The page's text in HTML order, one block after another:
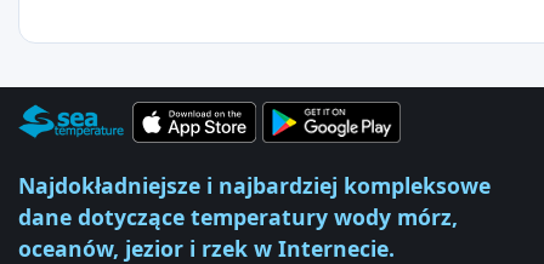
Najdokładniejsze i najbardziej kompleksowe
dane dotyczące temperatury wody mórz,
oceanów, jezior i rzek w Internecie.